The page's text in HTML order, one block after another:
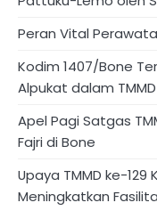
Peran Vital
Kodim 1407/Bone
Alpukat dalam
Apel Pagi Satgas
Fajri di Bone
Upaya TMMD ke-
Meningkatkan